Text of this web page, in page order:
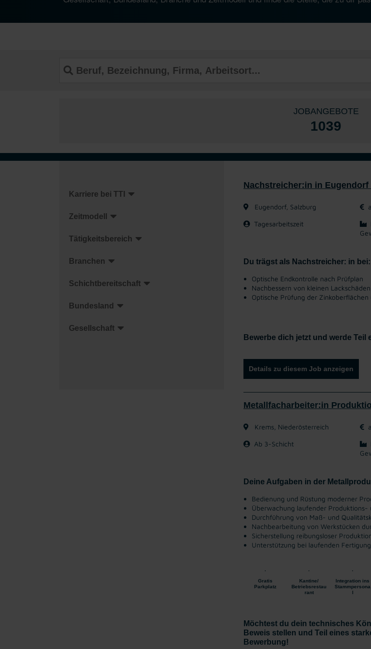
JOBANGEBOTE
1039
Karriere bei TTI
Zeitmodell
Tätigkeitsbereich
Branchen
Schichtbereitschaft
Bundesland
Gesellschaft
Nachstreicher:in in Eugendorf
Eugendorf, Salzburg
Tagesarbeitszeit
Du trägst als Nachstreicher: in bei:
Optische Endkontrolle nach Prüfplan
Nachbessern von kleinen Lackschäden
Optische Prüfung der
Bewerbe dich jetzt und werde Teil
Details zu diesem Job anzeigen
Metallfacharbeiter:in
Krems, Niederösterreich
Ab 3-Schicht
Deine Aufgaben in der
Bedienung und Rüstung moderner
Überwachung laufender Produktions-
Durchführung von Maß- und
Nachbearbeitung von Werkstücken
Sicherstellung reibungsloser
Unterstützung bei laufenden
Gratis
Parkplatz
Kantine/
Betriebsrestau
rant
Integration ins
Stammpersona
l
Möchtest du dein technisches
Beweis stellen und Teil eines
Bewerbung!